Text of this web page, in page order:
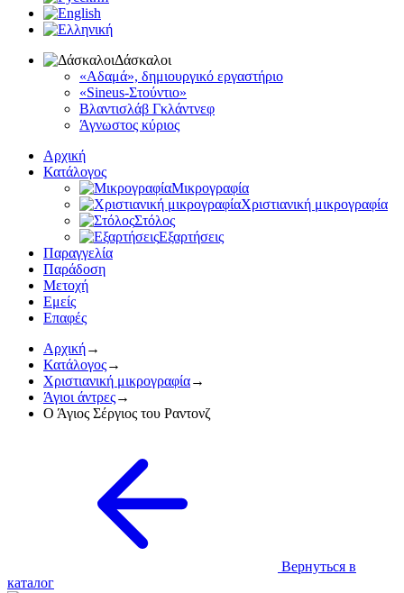
Δάσκαλοι
«Αδαμά», δημιουργικό εργαστήριο
«Sineus-Στούντιο»
Βλαντισλάβ Γκλάντνεφ
Άγνωστος κύριος
Αρχική
Κατάλογος
Μικρογραφία
Χριστιανική μικρογραφία
Στόλος
Εξαρτήσεις
Παραγγελία
Παράδοση
Mετοχή
Εμείς
Επαφές
Αρχική→
Κατάλογος→
Χριστιανική μικρογραφία→
Άγιοι άντρες→
Ο Άγιος Σέργιος του Ραντονζ
Вернуться в
каталог